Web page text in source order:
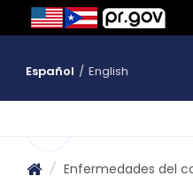
Español / English
/ Enfermedades del